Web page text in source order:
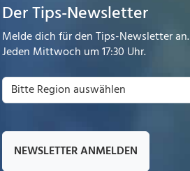
Der Tips-Newsletter
Melde dich für den Tips-Newsletter an.
Jeden Mittwoch um 17:30 Uhr.
NEWSLETTER ANMELDEN